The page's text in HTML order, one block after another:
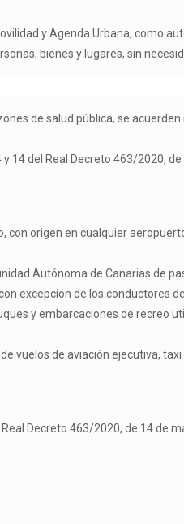
y Agenda Urbana, como
bienes y lugares, sin
de salud pública, se
del Real Decreto 463/2020,
con origen en cualquier
Autónoma de Canarias de
excepción de los conductores
y embarcaciones de recreo
vuelos de aviación ejecutiva,
Decreto 463/2020, de 14 de